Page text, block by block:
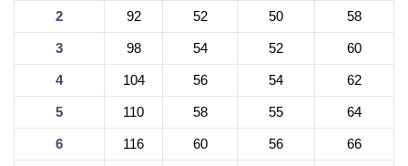
2 92 52 50 58
3 98 54 52 60
4 104 56 54 62
5 110 58 55 64
6 116 60 56 66